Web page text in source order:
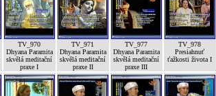
TV_970
Dhyana Paramita
skvělá meditační
praxe I
TV_971
Dhyana Paramita
skvělá meditační
praxe II
TV_977
Dhyana Paramita
skvělá meditační
praxe III
TV_978
Presiahnuť
ťažkosti života I